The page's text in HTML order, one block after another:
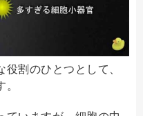
割のひとつとして、